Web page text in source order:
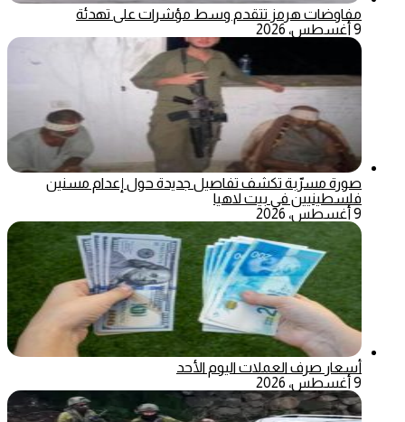
مفاوضات هرمز تتقدم وسط مؤشرات على تهدئة
9 أغسطس، 2026
صورة مسرّبة تكشف تفاصيل جديدة حول إعدام مسنين
فلسطينيين في بيت لاهيا
9 أغسطس، 2026
أسعار صرف العملات اليوم الأحد
9 أغسطس، 2026